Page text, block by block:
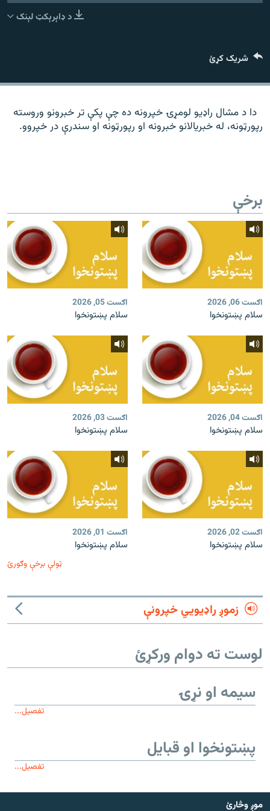
د ازادې اروپا راډیو ټولې ووبپاڼې
د ډاېرېکټ لېنک
شریک کړئ
دا د مشال راډیو لومړۍ خپرونه ده چې پکې تر خبرونو وروسته
رپورټونه، له خبریالانو خبرونه او رپورټونه او سندرې در خپروو.
برخې
اګست 06, 2026
سلام پښتونخوا
اګست 05, 2026
سلام پښتونخوا
اګست 04, 2026
سلام پښتونخوا
اګست 03, 2026
سلام پښتونخوا
اګست 02, 2026
سلام پښتونخوا
اګست 01, 2026
سلام پښتونخوا
ټولې برخې وګورئ
زموږ راډیويي خپرونې
لوست ته دوام ورکړئ
سیمه او نړۍ
تفصیل...
پښتونخوا او قبایل
تفصیل...
موږ وڅارئ